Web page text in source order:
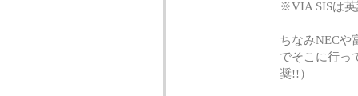
※VIA SISは英
ちなみNECや
でそこに行っ
奨!!）